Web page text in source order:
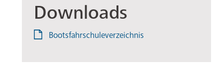
Downloads
Bootsfahrschuleverzeichnis